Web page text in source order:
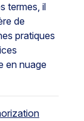
termes, il
de
pratiques
en nuage